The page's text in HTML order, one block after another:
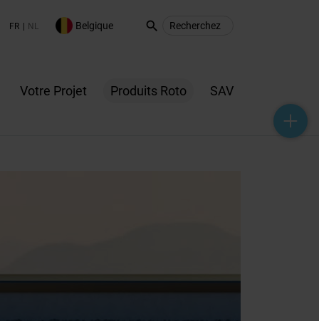
FR NL Belgique search
Votre Projet Produits Roto SAV
help_outline
headset_mic
mail_outline